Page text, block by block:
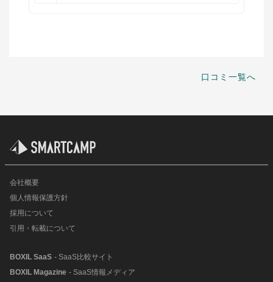
口コミ一覧へ
会社概要
個人情報保護方針
採用について
引用・転載について
BOXIL SaaS - SaaS比較サイト
BOXIL Magazine - SaaS情報メディア